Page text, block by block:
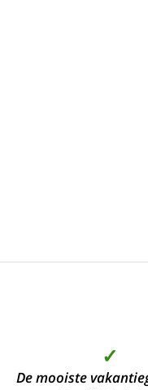
✓
De mooiste